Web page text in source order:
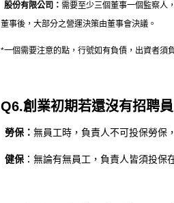
股份有限公司： 需要至少三個董事一個監察人
董事後，大部分之營運決策由董事會決議。
*一個需要注意的點，行號如有負債，出資者須
Q6.創業初期若還沒有招聘
勞保： 無員工時，負責人不可投保勞保
健保 ：無論有無員工，負責人皆須投保